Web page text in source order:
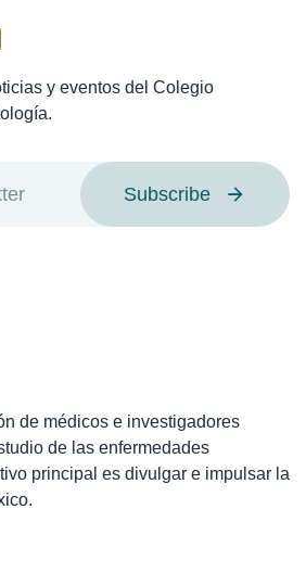
y eventos del Colegio
Subscribe
de médicos e investigadores
de las enfermedades
principal es divulgar e impulsar la